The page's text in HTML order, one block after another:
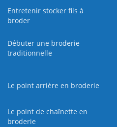
Entretenir stocker fils à
broder
Débuter une broderie
traditionnelle
Le point arrière en broderie
Le point de chaînette en
broderie